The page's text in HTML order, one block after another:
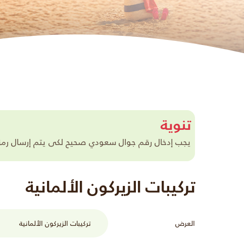
تنوية
يجب إدخال رقم جوال سعودي صحيح لكى يتم إرسال رمز
تركيبات الزيركون الألمانية
العرض